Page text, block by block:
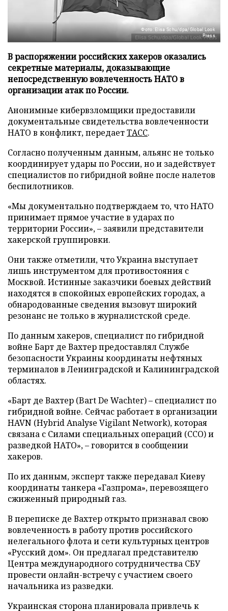
Фото: Elisa Schu/dpa/Global Look
Press
В распоряжении российских хакеров оказались
секретные материалы, доказывающие
непосредственную вовлеченность НАТО в
организации атак по России.
Анонимные кибервзломщики предоставили
документальные свидетельства вовлеченности
НАТО в конфликт, передаетТАСС.
Согласно полученным данным, альянс не только
координирует удары по России, но и задействует
специалистов по гибридной войне после налетов
беспилотников.
«Мы документально подтверждаем то, что НАТО
принимает прямое участие в ударах по
территории России», – заявили представители
хакерской группировки.
Они также отметили, что Украина выступает
лишь инструментом для противостояния с
Москвой. Истинные заказчики боевых действий
находятся в спокойных европейских городах, а
обнародованные сведения вызовут широкий
резонанс не только в журналистской среде.
По данным хакеров, специалист по гибридной
войне Барт де Вахтер предоставлял Службе
безопасности Украины координаты нефтяных
терминалов в Ленинградской и Калининградской
областях.
«Барт де Вахтер (Bart De Wachter) – специалист по
гибридной войне. Сейчас работает в организации
HAVN (Hybrid Analyse Vigilant Network), которая
связана с Силами специальных операций (ССО) и
разведкой НАТО», – говорится в сообщении
хакеров.
По их данным, эксперт также передавал Киеву
координаты танкера «Газпрома», перевозящего
сжиженный природный газ.
В переписке де Вахтер открыто признавал свою
вовлеченность в работу против российского
нелегального флота и сети культурных центров
«Русский дом». Он предлагал представителю
Центра международного сотрудничества СБУ
провести онлайн-встречу с участием своего
начальника из разведки.
Украинская сторона планировала привлечь к